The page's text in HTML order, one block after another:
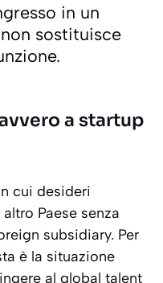
in un
sostituisce
a startup
cui desideri
Paese senza
subsidiary. Per
è la situazione
al global talent